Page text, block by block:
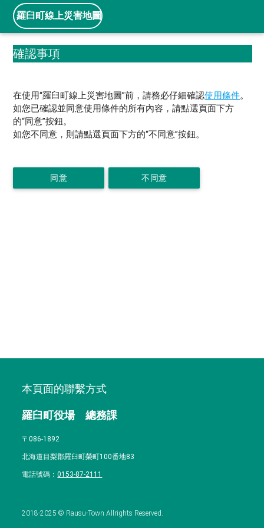
羅臼町線上災害地圖
確認事項
在使用“羅臼町線上災害地圖”前，請務必仔細確認使用條件。
如您已確認並同意使用條件的所有內容，請點選頁面下方
的“同意”按鈕。
如您不同意，則請點選頁面下方的“不同意”按鈕。
同意 不同意
本頁面的聯繫方式
羅臼町役場 總務課
〒086-1892
北海道目梨郡羅臼町榮町100番地83
電話號碼：0153-87-2111
2018-2025 © Rausu-Town Allrights Reserved.